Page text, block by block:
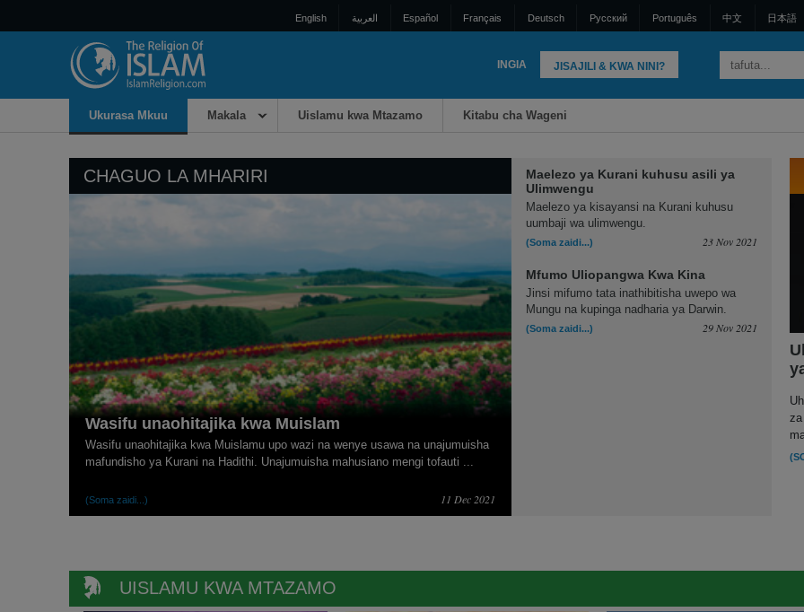
English العربية Español Français Deutsch Pусский Português 中文 日本語
JISAJILI & KWA NINI?
INGIA
Ukurasa Mkuu Makala Uislamu kwa Mtazamo Kitabu cha Wageni
CHAGUO LA MHARIRI
Wasifu unaohitajika kwa Muislam
Wasifu unaohitajika kwa Muislamu upo wazi na wenye usawa na unajumuisha
mafundisho ya Kurani na Hadithi. Unajumuisha mahusiano mengi tofauti ...
(Soma zaidi...) 11 Dec 2021
Maelezo ya Kurani kuhusu asili ya
Ulimwengu
Maelezo ya kisayansi na Kurani kuhusu
uumbaji wa ulimwengu.
(Soma zaidi...) 23 Nov 2021
Mfumo Uliopangwa Kwa Kina
Jinsi mifumo tata inathibitisha uwepo wa
Mungu na kupinga nadharia ya Darwin.
(Soma zaidi...) 29 Nov 2021
UISLAMU KWA MTAZAMO